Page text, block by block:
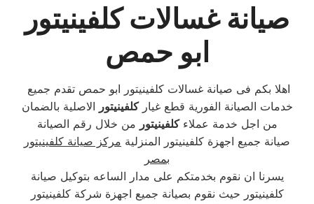
صيانة غسالات كلفينيتور
ابو حمص
خدمات الصيانة الفورية قطع غياركلفينيتور الاصلية بالضمان
من اجل خدمة عملاءكلفينيتور من خلال رقم الصيانة
صيانة جميع اجهزة كلفينيتور المنزلية مركز صيانة كلفينيتور
بمصر
يسرنا ان نقوم بخدمتكم على مدار الساعه بتوكيل صيانة
كلفينيتور حيث نقوم بصيانة جميع اجهزة شركة كلفينيتور